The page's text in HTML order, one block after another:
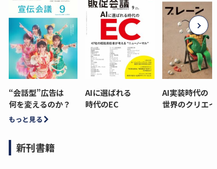
“会話型”広告は
何を変えるのか？
AIに選ばれる
時代のEC
AI実装時代の
世界のクリエ
もっと見る
新刊書籍